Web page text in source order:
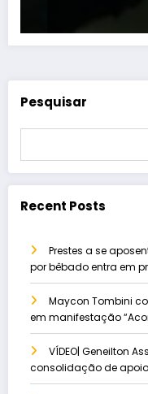
Pesquisar
Recent Posts
Prestes a se
por bêbado entra em
Maycon Tombini
em manifestação
VÍDEO| Geneilton
consolidação de